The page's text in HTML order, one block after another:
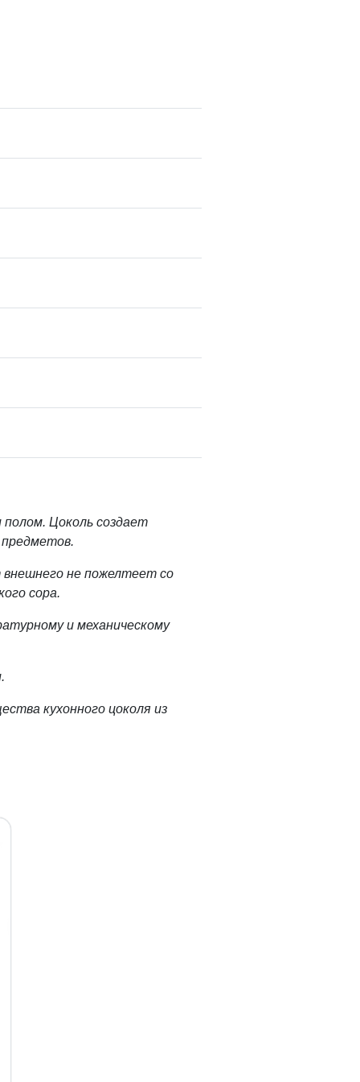
Цоколь создает
не пожелтеет со
сора.
и механическому
кухонного цоколя из